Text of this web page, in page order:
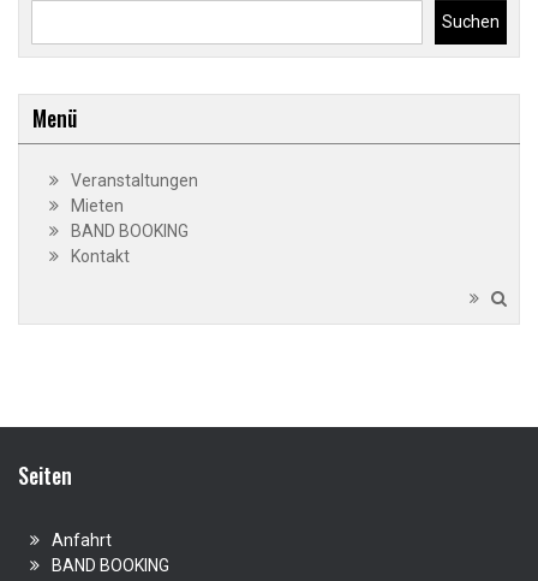
Suchen
Menü
Veranstaltungen
Mieten
BAND BOOKING
Kontakt
Seiten
Anfahrt
BAND BOOKING